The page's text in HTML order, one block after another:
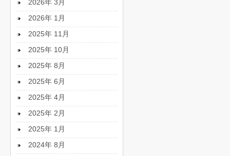
2026年 3月
2026年 1月
2025年 11月
2025年 10月
2025年 8月
2025年 6月
2025年 4月
2025年 2月
2025年 1月
2024年 8月